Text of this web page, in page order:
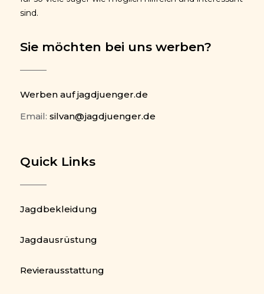
sind.
Sie möchten bei uns werben?
Werben auf jagdjuenger.de
Email: silvan@jagdjuenger.de
Quick Links
Jagdbekleidung
Jagdausrüstung
Revierausstattung